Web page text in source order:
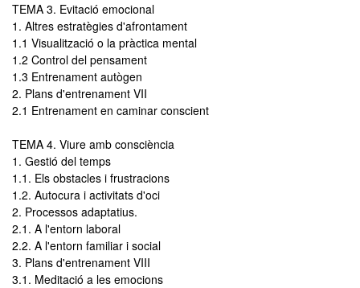
TEMA 3. Evitació emocional
1. Altres estratègies d'afrontament
1.1 Visualització o la pràctica mental
1.2 Control del pensament
1.3 Entrenament autògen
2. Plans d'entrenament VII
2.1 Entrenament en caminar conscient
TEMA 4. Viure amb consciència
1. Gestió del temps
1.1. Els obstacles i frustracions
1.2. Autocura i activitats d'oci
2. Processos adaptatius.
2.1. A l'entorn laboral
2.2. A l'entorn familiar i social
3. Plans d'entrenament VIII
3.1. Meditació a les emocions